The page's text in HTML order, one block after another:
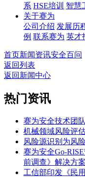
系 HSE培训 智慧
关于赛为
公司介绍 发展历
例 联系赛为 英才
首页新闻资讯安全百问
返回列表
返回新闻中心
热门资讯
赛为安全技术团
机械领域风险评
风险源识别为风
赛为安全Go-
前调查》解决方案
工信部印发《民